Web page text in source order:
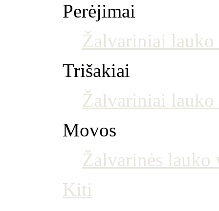
Perėjimai
Žalvariniai
Trišakiai
Žalvariniai
Movos
Žalvarinės lauko
Kiti